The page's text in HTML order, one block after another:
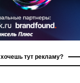
хочешь тут рекламу?